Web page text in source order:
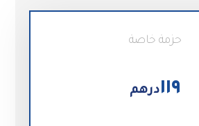
حزمة خاصة
١١٩درهم